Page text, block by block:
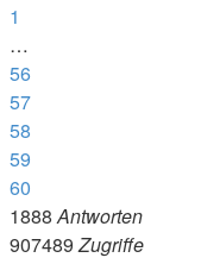
1
…
56
57
58
59
60
1888Antworten
907489Zugriffe